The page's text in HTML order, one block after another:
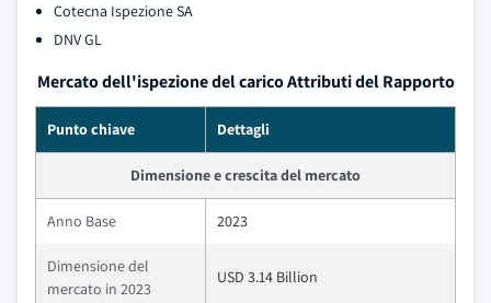
Cotecna Ispezione SA
DNV GL
Mercato dell'ispezione del carico Attributi del Rapporto
Punto chiave Dettagli
Dimensione e crescita del mercato
Anno Base 2023
Dimensione del
mercato in 2023
USD 3.14 Billion